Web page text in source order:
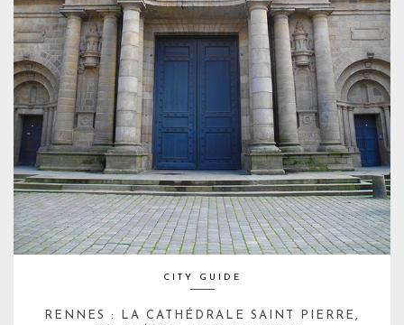
CITY GUIDE
RENNES : LA CATHÉDRALE SAINT PIERRE,